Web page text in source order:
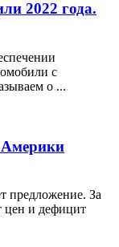
2022 года.
с
о ...
Америки
предложение. За
цен и дефицит